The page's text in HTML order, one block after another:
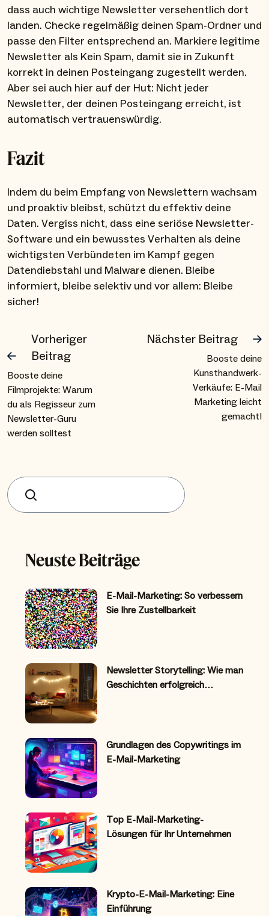
dass auch wichtige Newsletter versehentlich dort
landen. Checke regelmäßig deinen Spam-Ordner und
passe den Filter entsprechend an. Markiere legitime
Newsletter als Kein Spam, damit sie in Zukunft
korrekt in deinen Posteingang zugestellt werden.
Aber sei auch hier auf der Hut: Nicht jeder
Newsletter, der deinen Posteingang erreicht, ist
automatisch vertrauenswürdig.
Fazit
Indem du beim Empfang von Newslettern wachsam
und proaktiv bleibst, schützt du effektiv deine
Daten. Vergiss nicht, dass eine seriöse Newsletter-
Software und ein bewusstes Verhalten als deine
wichtigsten Verbündeten im Kampf gegen
Datendiebstahl und Malware dienen. Bleibe
informiert, bleibe selektiv und vor allem: Bleibe
sicher!
Vorheriger
Beitrag
Booste deine
Filmprojekte: Warum
du als Regisseur zum
Newsletter-Guru
werden solltest
Nächster Beitrag
Booste deine
Kunsthandwerk-
Verkäufe: E-Mail
Marketing leicht
gemacht!
Suchen
Neuste Beiträge
E-Mail-Marketing: So verbessern
Sie Ihre Zustellbarkeit
Newsletter Storytelling: Wie man
Geschichten erfolgreich…
Grundlagen des Copywritings im
E-Mail-Marketing
Top E-Mail-Marketing-
Lösungen für Ihr Unternehmen
Krypto-E-Mail-Marketing: Eine
Einführung